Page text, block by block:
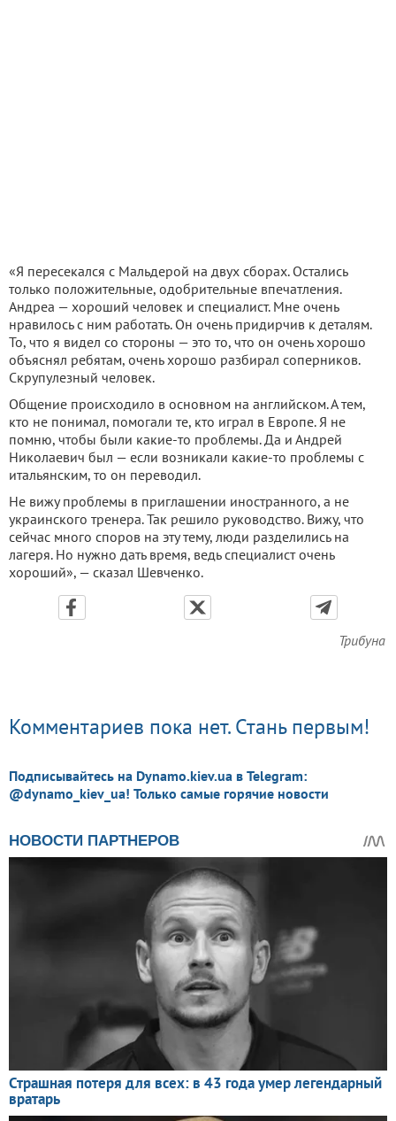
«Я пересекался с Мальдерой на двух сборах. Остались
только положительные, одобрительные впечатления.
Андреа — хороший человек и специалист. Мне очень
нравилось с ним работать. Он очень придирчив к деталям.
То, что я видел со стороны — это то, что он очень хорошо
объяснял ребятам, очень хорошо разбирал соперников.
Скрупулезный человек.
Общение происходило в основном на английском. А тем,
кто не понимал, помогали те, кто играл в Европе. Я не
помню, чтобы были какие-то проблемы. Да и Андрей
Николаевич был — если возникали какие-то проблемы с
итальянским, то он переводил.
Не вижу проблемы в приглашении иностранного, а не
украинского тренера. Так решило руководство. Вижу, что
сейчас много споров на эту тему, люди разделились на
лагеря. Но нужно дать время, ведь специалист очень
хороший», — сказал Шевченко.
Трибуна
Комментариев пока нет. Стань первым!
Подписывайтесь на Dynamo.kiev.ua в Telegram:
@dynamo_kiev_ua! Только самые горячие новости